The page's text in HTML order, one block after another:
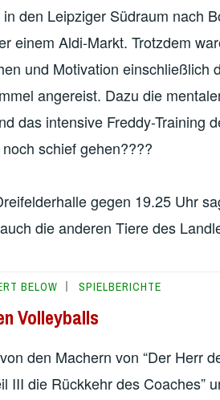
in den Leipziger Südraum nach
einem Aldi-Markt. Trotzdem
und Motivation einschließlich
angereist. Dazu die
das intensive Freddy-Training
schief gehen????
gegen 19.25 Uhr
die anderen Tiere des
BELOW SPIELBERICHTE
Volleyballs
den Machern von “Der Herr
III die Rückkehr des Coaches”